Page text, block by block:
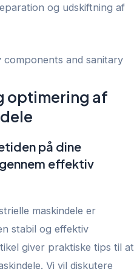
og udskiftning af
optimering af
på dine
effektiv
maskindele er
stabil og effektiv
giver praktiske tips til at
Vi vil diskutere